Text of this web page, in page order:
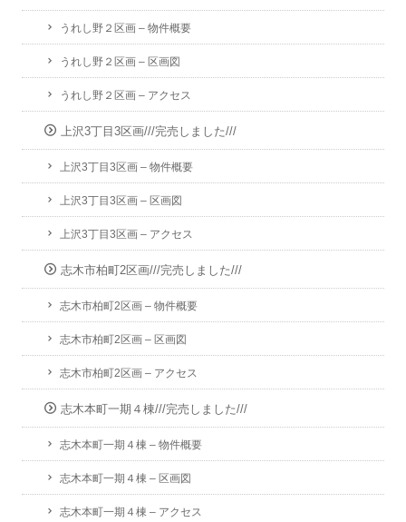
うれし野２区画 – 物件概要
うれし野２区画 – 区画図
うれし野２区画 – アクセス
上沢3丁目3区画///完売しました///
上沢3丁目3区画 – 物件概要
上沢3丁目3区画 – 区画図
上沢3丁目3区画 – アクセス
志木市柏町2区画///完売しました///
志木市柏町2区画 – 物件概要
志木市柏町2区画 – 区画図
志木市柏町2区画 – アクセス
志木本町一期４棟///完売しました///
志木本町一期４棟 – 物件概要
志木本町一期４棟 – 区画図
志木本町一期４棟 – アクセス